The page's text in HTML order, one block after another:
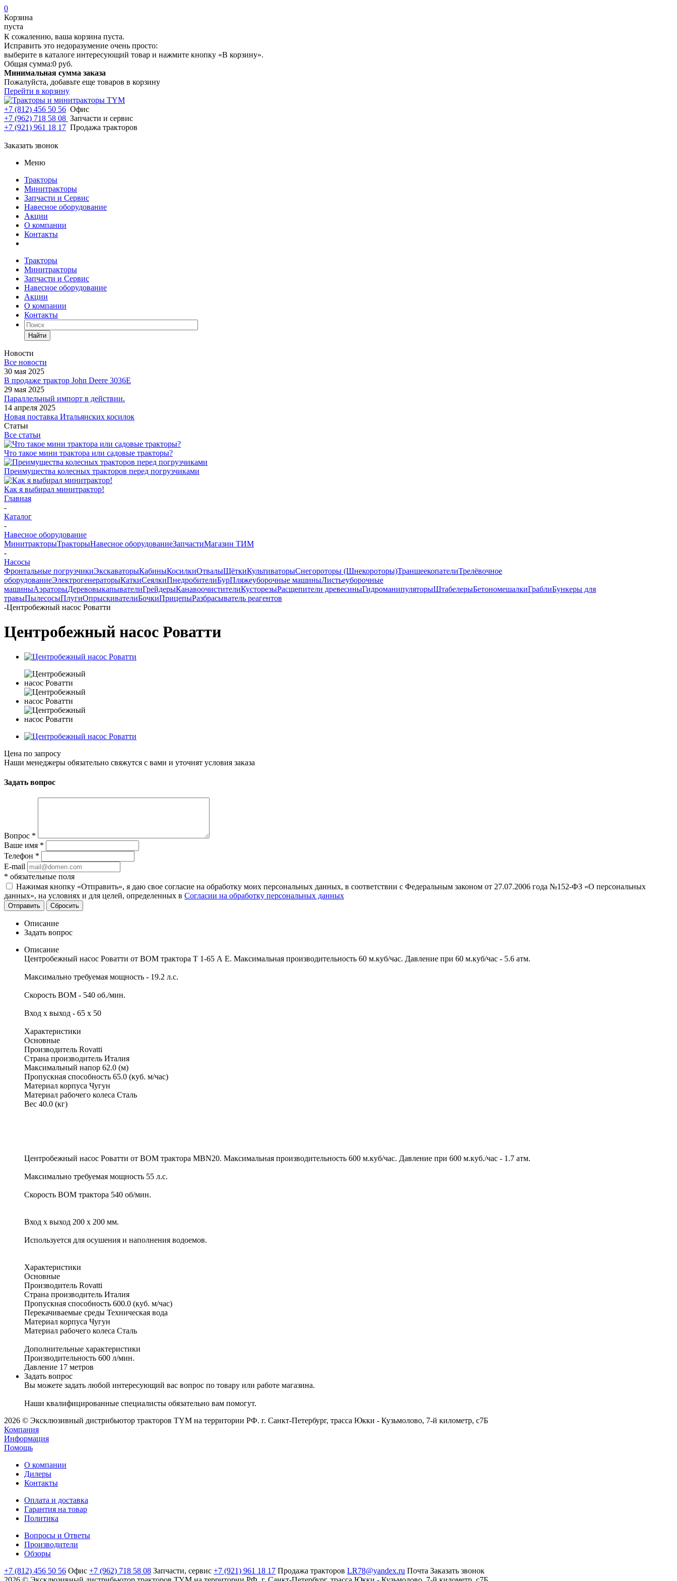
0
Корзина
пуста
К сожалению, ваша корзина пуста.
Исправить это недоразумение очень просто:
выберите в каталоге интересующий товар и нажмите кнопку «В корзину».
Общая сумма:0 руб.
Минимальная сумма заказа
Пожалуйста, добавьте еще товаров в корзину
Перейти в корзину
+7 (812) 456 50 56 Офис
+7 (962) 718 58 08 Запчасти и сервис
+7 (921) 961 18 17 Продажа тракторов
Заказать звонок
Меню
Тракторы
Минитракторы
Запчасти и Сервис
Навесное оборудование
Акции
О компании
Контакты
Тракторы
Минитракторы
Запчасти и Сервис
Навесное оборудование
Акции
О компании
Контакты
Найти
Новости
Все новости
30 мая 2025
В продаже трактор John Deere 3036E
29 мая 2025
Параллельный импорт в действии.
14 апреля 2025
Новая поставка Итальянских косилок
Статьи
Все статьи
Что такое мини трактора или садовые тракторы?
Преимущества колесных тракторов перед погрузчиками
Как я выбирал минитрактор!
Главная
-
Каталог
-
Навесное оборудование
МинитракторыТракторыНавесное оборудованиеЗапчастиМагазин ТИМ
-
Насосы
Фронтальные погрузчикиЭкскаваторыКабиныКосилкиОтвалыЩёткиКультиваторыСнегороторы (Шнекороторы)ТраншеекопателиТрелёвочное
оборудованиеЭлектрогенераторыКаткиСеялкиПнедробителиБурПляжеуборочные машиныЛистьеуборочные
машиныАэраторыДеревовыкапывателиГрейдерыКанавоочистителиКусторезыРасщепители древесиныГидроманипуляторыШтабелерыБетономешалкиГраблиБункеры для
травыПылесосыПлугиОпрыскивателиБочкиПрицепыРазбрасыватель реагентов
-Центробежный насос Роватти
Центробежный насос Роватти
Цена по запросу
Наши менеджеры обязательно свяжутся с вами и уточнят условия заказа
Задать вопрос
Вопрос *
Ваше имя *
Телефон *
E-mail
* обязательные поля
Нажимая кнопку «Отправить», я даю свое согласие на обработку моих персональных данных, в соответствии с Федеральным законом от 27.07.2006 года №152-ФЗ «О персональных
данных», на условиях и для целей, определенных в Согласии на обработку персональных данных
Отправить Сбросить
Описание
Задать вопрос
Описание
Центробежный насос Роватти от ВОМ трактора Т 1-65 А Е. Максимальная производительность 60 м.куб/час. Давление при 60 м.куб/час - 5.6 атм.
Максимально требуемая мощность - 19.2 л.с.
Скорость ВОМ - 540 об./мин.
Вход х выход - 65 х 50
Характеристики
Основные
Производитель Rovatti
Страна производитель Италия
Максимальный напор 62.0 (м)
Пропускная способность 65.0 (куб. м/час)
Материал корпуса Чугун
Материал рабочего колеса Сталь
Вес 40.0 (кг)
Центробежный насос Роватти от ВОМ трактора MBN20. Максимальная производительность 600 м.куб/час. Давление при 600 м.куб./час - 1.7 атм.
Максимально требуемая мощность 55 л.с.
Скорость ВОМ трактора 540 об/мин.
Вход х выход 200 х 200 мм.
Используется для осушения и наполнения водоемов.
Характеристики
Основные
Производитель Rovatti
Страна производитель Италия
Пропускная способность 600.0 (куб. м/час)
Перекачиваемые среды Техническая вода
Материал корпуса Чугун
Материал рабочего колеса Сталь
Дополнительные характеристики
Производительность 600 л/мин.
Давление 17 метров
Задать вопрос
Вы можете задать любой интересующий вас вопрос по товару или работе магазина.
Наши квалифицированные специалисты обязательно вам помогут.
2026 © Эксклюзивный дистрибьютор тракторов TYM на территории РФ. г. Санкт-Петербург, трасса Юкки - Кузьмолово, 7-й километр, с7Б
Компания
Информация
Помощь
О компании
Дилеры
Контакты
Оплата и доставка
Гарантия на товар
Политика
Вопросы и Ответы
Производители
Обзоры
+7 (812) 456 50 56 Офис +7 (962) 718 58 08 Запчасти, сервис +7 (921) 961 18 17 Продажа тракторов LR78@yandex.ru Почта Заказать звонок